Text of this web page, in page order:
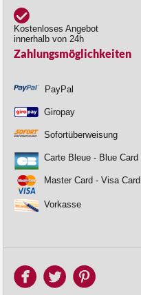
Kostenloses Angebot
innerhalb von 24h
Zahlungsmöglichkeiten
PayPal
Giropay
Sofortüberweisung
Carte Bleue - Blue Card
Master Card - Visa Card
Vorkasse